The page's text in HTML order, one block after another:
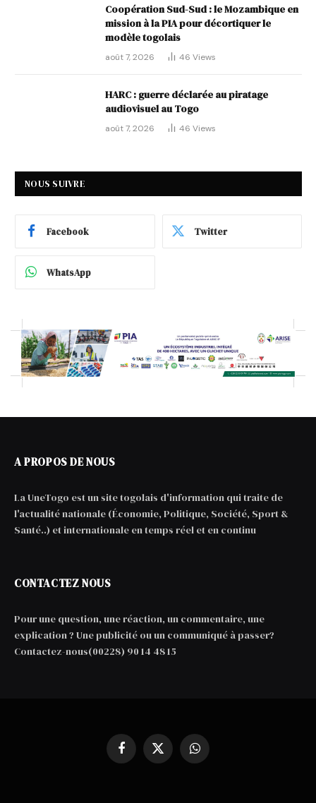
Coopération Sud-Sud : le Mozambique en
mission à la PIA pour décortiquer le
modèle togolais
août 7, 2026 46 Views
HARC : guerre déclarée au piratage
audiovisuel au Togo
août 7, 2026 46 Views
NOUS SUIVRE
Facebook Twitter
WhatsApp
A PROPOS DE NOUS
La UneTogo est un site togolais d'information qui traite de
l'actualité nationale (Économie, Politique, Société, Sport &
Santé..) et internationale en temps réel et en continu
CONTACTEZ NOUS
Pour une question, une réaction, un commentaire, une
explication ? Une publicité ou un communiqué à passer?
Contactez-nous(00228) 90 14 48 15
Facebook
X
WhatsApp